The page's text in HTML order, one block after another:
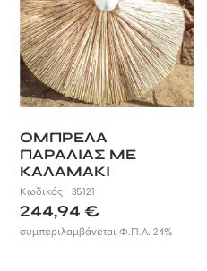
ΟΜΠΡΕΛΑ
ΠΑΡΑΛΙΑΣ ΜΕ
ΚΑΛΑΜΑΚΙ
ΟΛΟΚΛΗΡΟ
Κωδικός:35121
244,94€
συμπεριλαμβάνεται Φ.Π.Α. 24%